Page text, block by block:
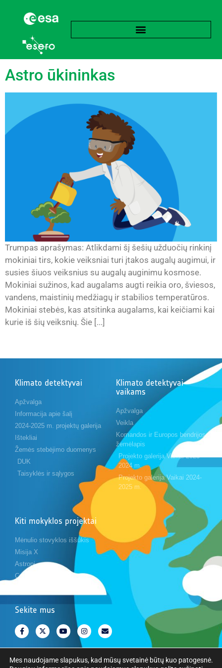
Žyma: Mėnulis
Astro ūkininkas
Trumpas aprašymas: Atlikdami šį šešių užduočių rinkinį
mokiniai tirs, kokie veiksniai turi įtakos augalų augimui, ir
susies šiuos veiksnius su augalų auginimu kosmose.
Mokiniai sužinos, kad augalams augti reikia oro, šviesos,
vandens, maistinių medžiagų ir stabilios temperatūros.
Mokiniai stebės, kas atsitinka augalams, kai keičiami kai
kurie iš šių veiksnių. Šie [...]
Klimato detektyvai
Apžvalga
Informacija apie šalį
2024-2025 m. projektų galerija
Ištekliai
Žemės stebėjimo duomenys
DUK
Taisyklės ir sąlygos
Klimato detektyvai
vaikams
Apžvalga
Veikla
Komandos ir Europos bendrijos
žemėlapis
Projekto galerija Vaikai 2023-
2024 m.
Projekto galerija Vaikai 2024-
2025 m.
Kiti mokyklos projektai
Mėnulio stovyklos iššūkis
Misija X
Astropi
Cansat
Sekite mus
Mes naudojame slapukus, kad mūsų svetainė būtų kuo patogesnė.